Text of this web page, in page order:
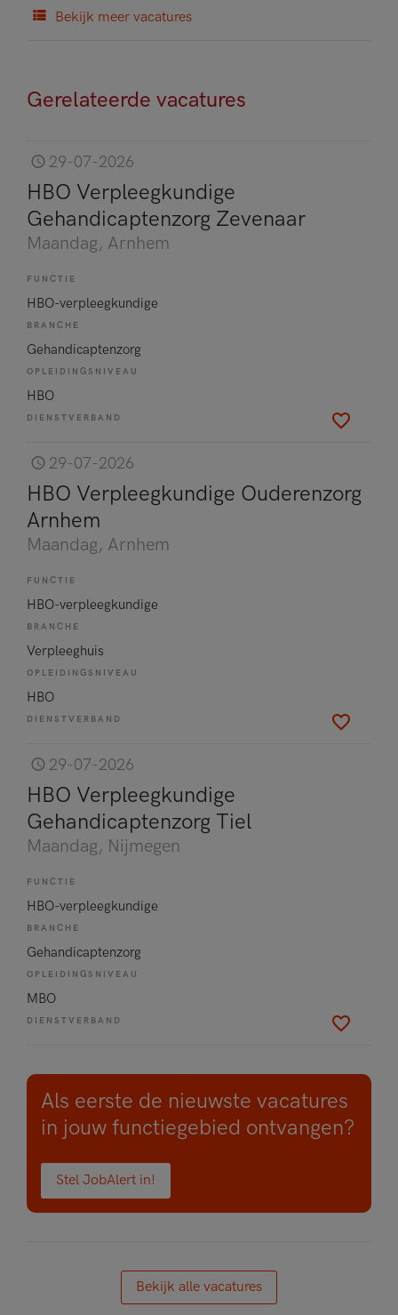
Bekijk meer vacatures
Gerelateerde vacatures
29-07-2026
HBO Verpleegkundige
Gehandicaptenzorg Zevenaar
Maandag, Arnhem
FUNCTIE
HBO-verpleegkundige
BRANCHE
Gehandicaptenzorg
OPLEIDINGSNIVEAU
HBO
DIENSTVERBAND
29-07-2026
HBO Verpleegkundige Ouderenzorg
Arnhem
Maandag, Arnhem
FUNCTIE
HBO-verpleegkundige
BRANCHE
Verpleeghuis
OPLEIDINGSNIVEAU
HBO
DIENSTVERBAND
29-07-2026
HBO Verpleegkundige
Gehandicaptenzorg Tiel
Maandag, Nijmegen
FUNCTIE
HBO-verpleegkundige
BRANCHE
Gehandicaptenzorg
OPLEIDINGSNIVEAU
MBO
DIENSTVERBAND
Als eerste de nieuwste vacatures
in jouw functiegebied ontvangen?
Stel JobAlert in!
Bekijk alle vacatures